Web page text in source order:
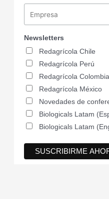
Newsletters
Redagrícola Chile
Redagrícola Perú
Redagrícola Colombia
Redagrícola México
Novedades de
Biologicals Latam
Biologicals Latam